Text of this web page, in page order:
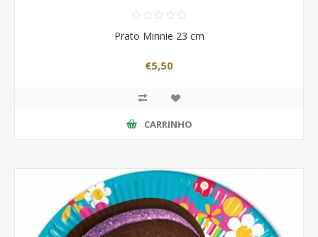
Prato Minnie 23 cm
€5,50
CARRINHO